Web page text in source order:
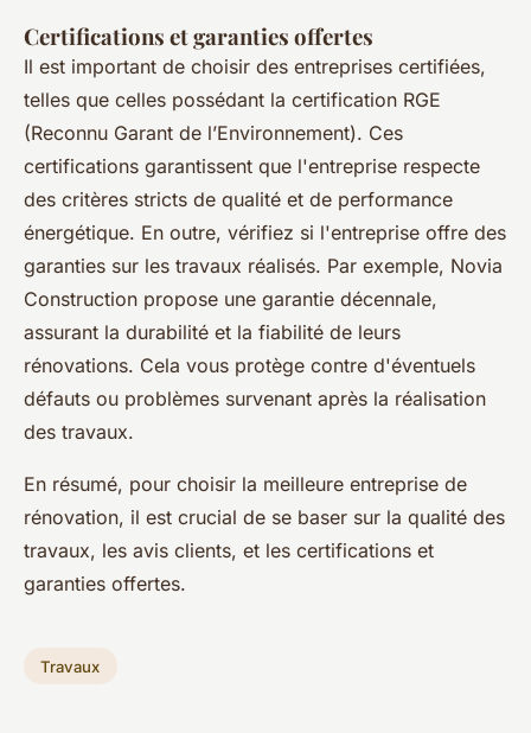
Certifications et garanties offertes
Il est important de choisir des entreprises certifiées,
telles que celles possédant la certification RGE
(Reconnu Garant de l’Environnement). Ces
certifications garantissent que l'entreprise respecte
des critères stricts de qualité et de performance
énergétique. En outre, vérifiez si l'entreprise offre des
garanties sur les travaux réalisés. Par exemple, Novia
Construction propose une garantie décennale,
assurant la durabilité et la fiabilité de leurs
rénovations. Cela vous protège contre d'éventuels
défauts ou problèmes survenant après la réalisation
des travaux.
En résumé, pour choisir la meilleure entreprise de
rénovation, il est crucial de se baser sur la qualité des
travaux, les avis clients, et les certifications et
garanties offertes.
Travaux